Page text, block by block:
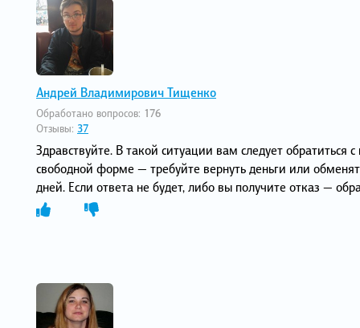
Андрей Владимирович Тищенко
Обработано вопросов: 176
Отзывы: 37
Здравствуйте. В такой ситуации вам следует обратиться
свободной форме — требуйте вернуть деньги или
дней. Если ответа не будет, либо вы получите отказ —